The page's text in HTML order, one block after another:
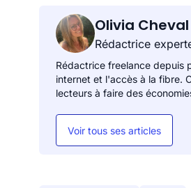
Olivia Cheval
Rédactrice
Rédactrice freelance depuis
internet et l'accès à la fibre.
lecteurs à faire des
Voir tous ses articles